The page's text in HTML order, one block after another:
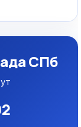
СПб